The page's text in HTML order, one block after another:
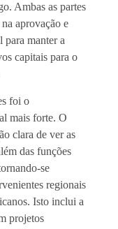
Ambas as partes
aprovação e
para manter a
capitais para o
foi o
mais forte. O
clara de ver as
das funções
se
regionais
Isto inclui a
projetos